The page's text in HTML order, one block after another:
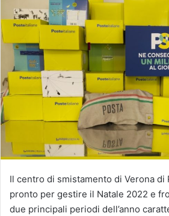
Il centro di smistamento di Verona di
pronto per gestire il Natale 2022 e
due principali periodi dell’anno